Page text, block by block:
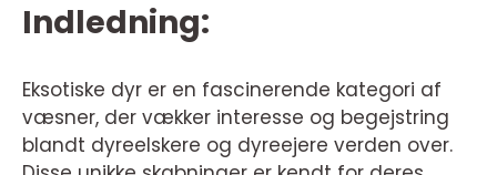
Indledning:
Eksotiske dyr er en fascinerende kategori af
væsner, der vækker interesse og begejstring
blandt dyreelskere og dyreejere verden over.